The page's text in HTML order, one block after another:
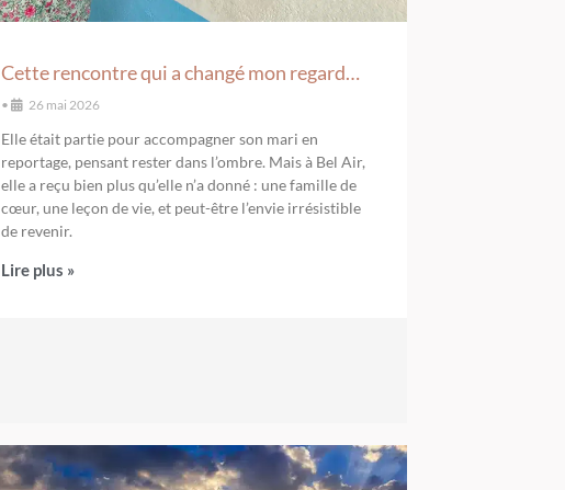
Cette rencontre qui a changé mon regard…
• 26 mai 2026
Elle était partie pour accompagner son mari en
reportage, pensant rester dans l’ombre. Mais à Bel Air,
elle a reçu bien plus qu’elle n’a donné : une famille de
cœur, une leçon de vie, et peut-être l’envie irrésistible
de revenir.
Lire plus »